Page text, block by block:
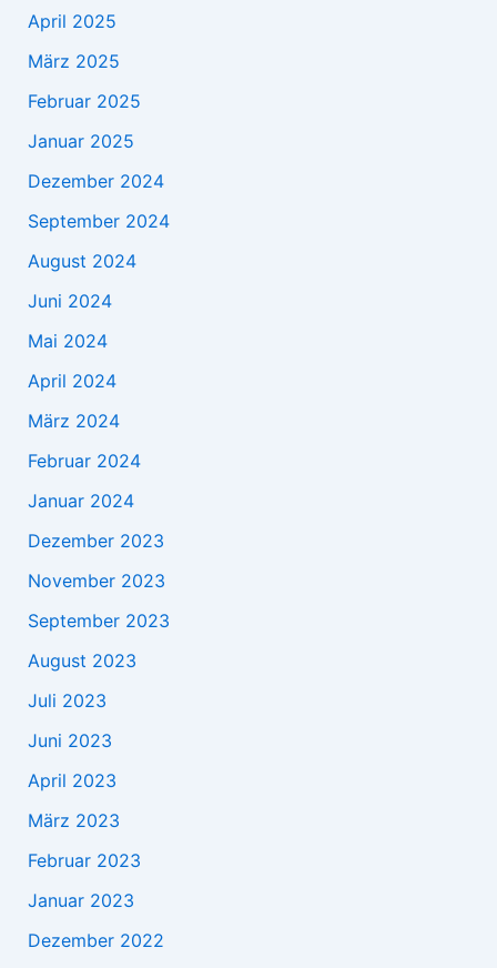
April 2025
März 2025
Februar 2025
Januar 2025
Dezember 2024
September 2024
August 2024
Juni 2024
Mai 2024
April 2024
März 2024
Februar 2024
Januar 2024
Dezember 2023
November 2023
September 2023
August 2023
Juli 2023
Juni 2023
April 2023
März 2023
Februar 2023
Januar 2023
Dezember 2022